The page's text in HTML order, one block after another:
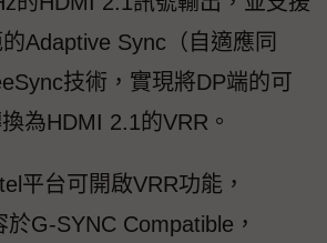
Adaptive Sync（自適應同
技術，實現將DP端的可
為HDMI 2.1的VRR。
平台可開啟VRR功能，
G-SYNC Compatible，